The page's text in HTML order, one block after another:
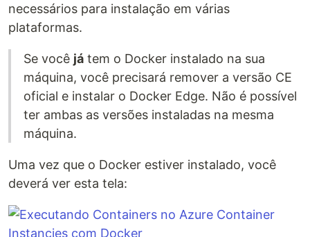
necessários para instalação em várias
plataformas.
Se você já tem o Docker instalado na sua
máquina, você precisará remover a versão CE
oficial e instalar o Docker Edge. Não é possível
ter ambas as versões instaladas na mesma
máquina.
Uma vez que o Docker estiver instalado, você
deverá ver esta tela: